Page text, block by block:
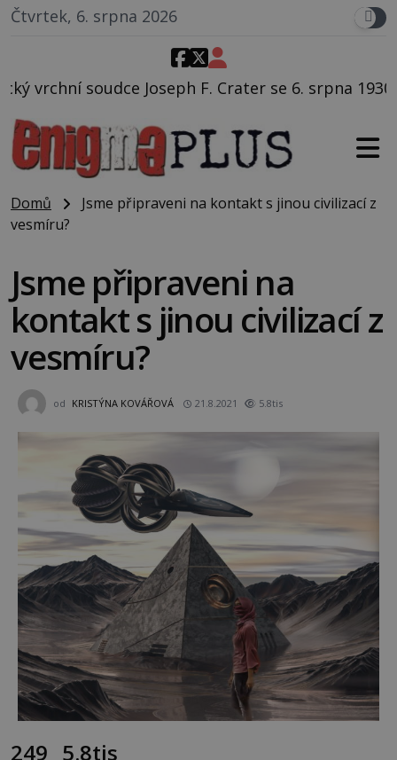
Čtvrtek, 6. srpna 2026
F. Crater se 6. srpna 1930 navečeří ve své
Domů
Jsme připraveni na kontakt s jinou civilizací z
vesmíru?
Jsme připraveni na
kontakt s jinou civilizací z
vesmíru?
od KRISTÝNA KOVÁŘOVÁ 21.8.2021 5.8tis
249 5.8tis